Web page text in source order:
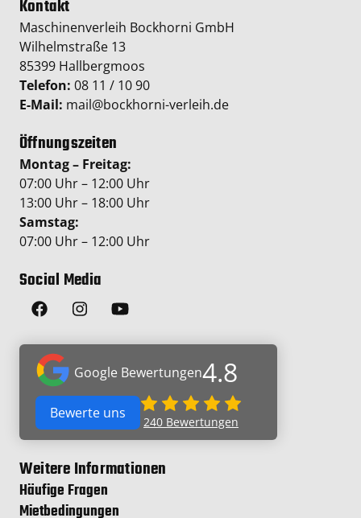
Kontakt
Maschinenverleih Bockhorni GmbH
Wilhelmstraße 13
85399 Hallbergmoos
Telefon: 08 11 / 10 90
E-Mail: mail@bockhorni-verleih.de
Öffnungszeiten
Montag – Freitag:
07:00 Uhr – 12:00 Uhr
13:00 Uhr – 18:00 Uhr
Samstag:
07:00 Uhr – 12:00 Uhr
Social Media
Google Bewertungen4.8
Bewerte uns
240 Bewertungen
Weitere Informationen
Häufige Fragen
Mietbedingungen